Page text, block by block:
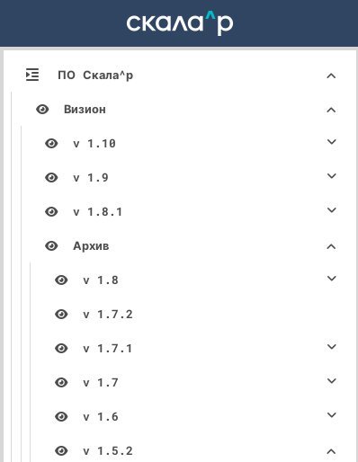
ПО Скала^р
Визион
v 1.10
v 1.9
v 1.8.1
Архив
v 1.8
v 1.7.2
v 1.7.1
v 1.7
v 1.6
v 1.5.2